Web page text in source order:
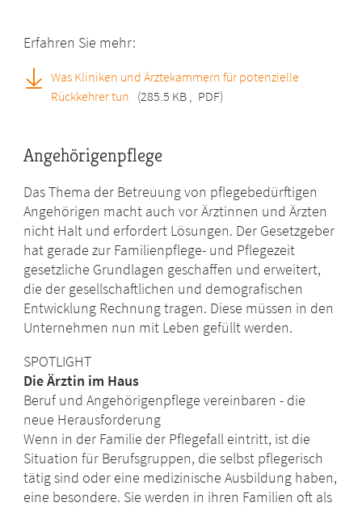
Erfahren Sie mehr:
Was Kliniken und Ärztekammern für potenzielle
Rückkehrer tun (285.5 KB , PDF)
Angehörigenpflege
Das Thema der Betreuung von pflegebedürftigen
Angehörigen macht auch vor Ärztinnen und Ärzten
nicht Halt und erfordert Lösungen. Der Gesetzgeber
hat gerade zur Familienpflege- und Pflegezeit
gesetzliche Grundlagen geschaffen und erweitert,
die der gesellschaftlichen und demografischen
Entwicklung Rechnung tragen. Diese müssen in den
Unternehmen nun mit Leben gefüllt werden.
SPOTLIGHT
Die Ärztin im Haus
Beruf und Angehörigenpflege vereinbaren - die
neue Herausforderung
Wenn in der Familie der Pflegefall eintritt, ist die
Situation für Berufsgruppen, die selbst pflegerisch
tätig sind oder eine medizinische Ausbildung haben,
eine besondere. Sie werden in ihren Familien oft als